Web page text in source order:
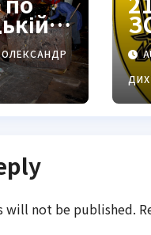
ОЛЕКСАНДР
will not be published.